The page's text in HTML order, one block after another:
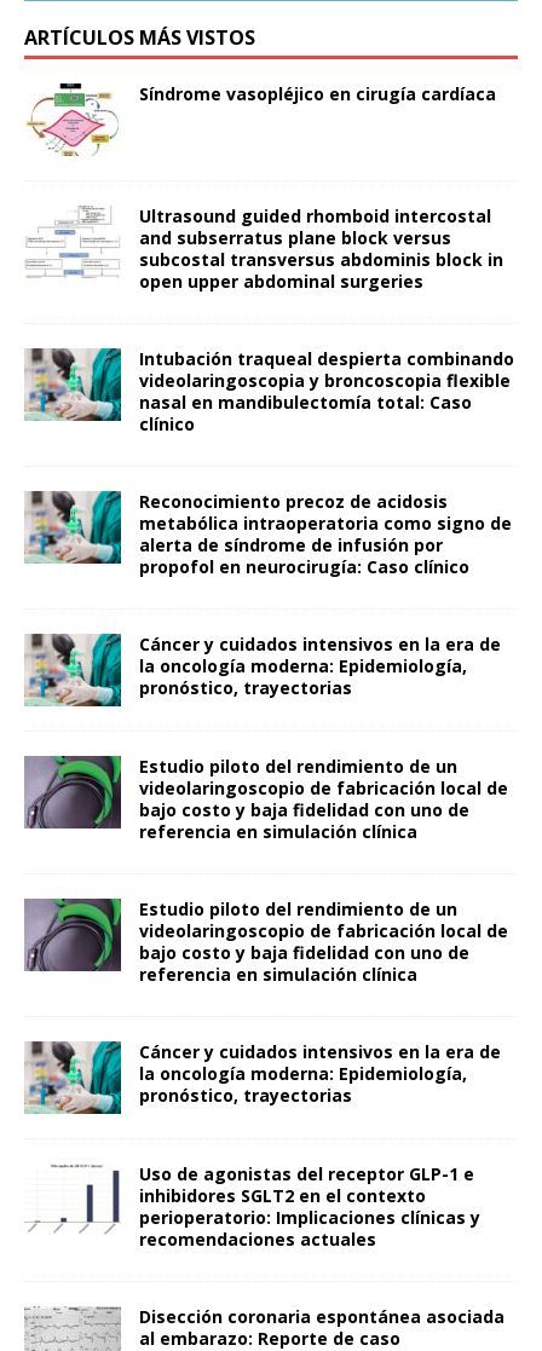
ARTÍCULOS MÁS VISTOS
Síndrome vasopléjico en cirugía cardíaca
Ultrasound guided rhomboid intercostal
and subserratus plane block versus
subcostal transversus abdominis block in
open upper abdominal surgeries
Intubación traqueal despierta combinando
videolaringoscopia y broncoscopia flexible
nasal en mandibulectomía total: Caso
clínico
Reconocimiento precoz de acidosis
metabólica intraoperatoria como signo de
alerta de síndrome de infusión por
propofol en neurocirugía: Caso clínico
Cáncer y cuidados intensivos en la era de
la oncología moderna: Epidemiología,
pronóstico, trayectorias
Estudio piloto del rendimiento de un
videolaringoscopio de fabricación local de
bajo costo y baja fidelidad con uno de
referencia en simulación clínica
Estudio piloto del rendimiento de un
videolaringoscopio de fabricación local de
bajo costo y baja fidelidad con uno de
referencia en simulación clínica
Cáncer y cuidados intensivos en la era de
la oncología moderna: Epidemiología,
pronóstico, trayectorias
Uso de agonistas del receptor GLP-1 e
inhibidores SGLT2 en el contexto
perioperatorio: Implicaciones clínicas y
recomendaciones actuales
Disección coronaria espontánea asociada
al embarazo: Reporte de caso